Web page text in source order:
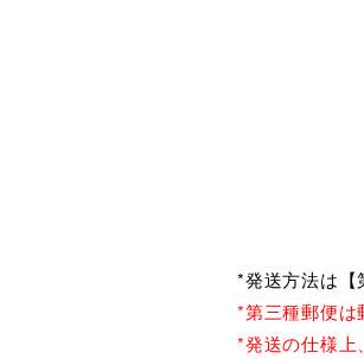
*発送方法は【
*第三種郵便は
*発送の仕様上